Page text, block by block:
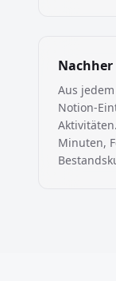
Nachher
Aus
Notion-
Minuten,